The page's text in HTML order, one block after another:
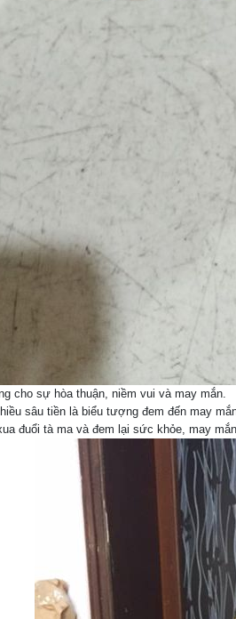
cho sự hòa thuận, niềm vui và may mắn.
sâu tiền là biểu tượng đem đến may
đuổi tà ma và đem lại sức khỏe, may